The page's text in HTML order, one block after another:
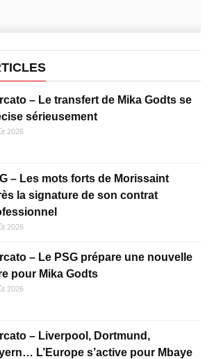
– Le transfert de Mika Godts se
sérieusement
2026
– Les mots forts de Morissaint
la signature de son contrat
2026
– Le PSG prépare une nouvelle
pour Mika Godts
2026
– Liverpool, Dortmund,
L’Europe s’active pour Mbaye